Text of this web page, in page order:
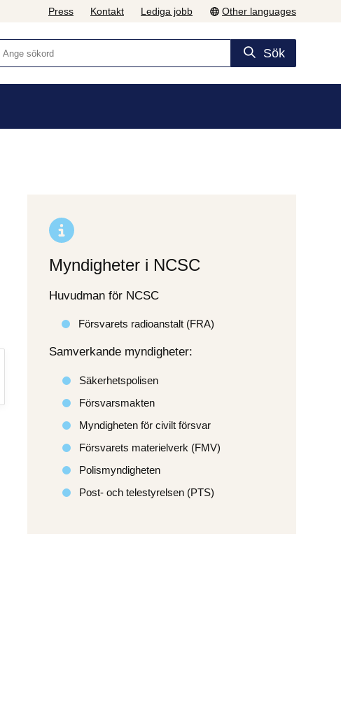
Press Kontakt Lediga jobb Other languages
Sök
Myndigheter i NCSC
Huvudman för NCSC
Försvarets radioanstalt (FRA)
Samverkande myndigheter:
Säkerhetspolisen
Försvarsmakten
Myndigheten för civilt försvar
Försvarets materielverk (FMV)
Polismyndigheten
Post- och telestyrelsen (PTS)